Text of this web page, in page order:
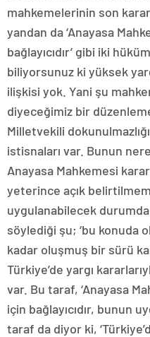
mahkemelerinin son karar
yandan da ‘Anayasa
bağlayıcıdır’ gibi iki
biliyorsunuz ki yüksek
ilişkisi yok. Yani şu
diyeceğimiz bir
Milletvekili
istisnaları var. Bunun
Anayasa Mahkemesi
yeterince açık
uygulanabilecek durumda
söylediği şu; ‘bu konuda
kadar oluşmuş bir sürü
Türkiye’de yargı
var. Bu taraf, ‘Anayasa
için bağlayıcıdır, bunun
taraf da diyor ki,